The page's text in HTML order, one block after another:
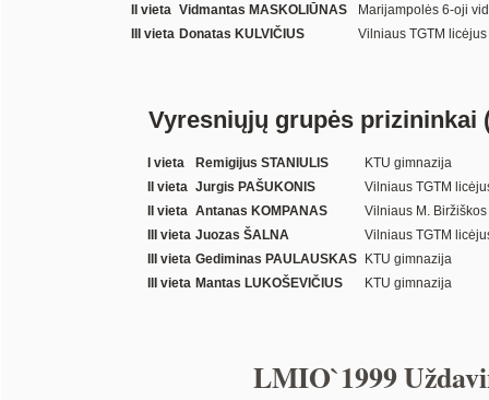
II vieta Vidmantas MASKOLIŪNAS
Marijampolės 6-oji
III vieta Donatas KULVIČIUS Vilniaus TGTM licėjus
Vyresniųjų grupės prizininkai
I vieta Remigijus STANIULIS
KTU gimnazija
II vieta Jurgis PAŠUKONIS
Vilniaus TGTM
II vieta Antanas KOMPANAS
Vilniaus M.
III vieta Juozas ŠALNA
Vilniaus TGTM
III vieta Gediminas PAULAUSKAS KTU gimnazija
III vieta Mantas LUKOŠEVIČIUS KTU gimnazija
LMIO`1999